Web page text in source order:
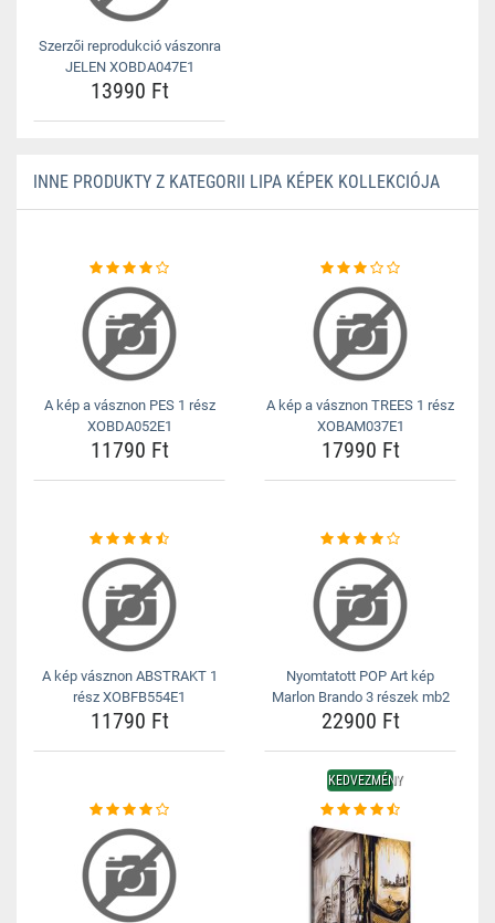
Szerzői reprodukció vászonra
JELEN XOBDA047E1
13990 Ft
INNE PRODUKTY Z KATEGORII LIPA KÉPEK KOLLEKCIÓJA
A kép a vásznon PES 1 rész
XOBDA052E1
11790 Ft
A kép a vásznon TREES 1 rész
XOBAM037E1
17990 Ft
A kép vásznon ABSTRAKT 1
rész XOBFB554E1
11790 Ft
Nyomtatott POP Art kép
Marlon Brando 3 részek mb2
22900 Ft
KEDVEZMÉNY